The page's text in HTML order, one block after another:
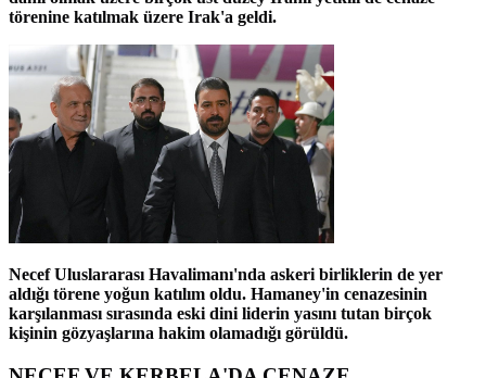
törenine katılmak üzere Irak'a geldi.
Necef Uluslararası Havalimanı'nda askeri birliklerin de yer
aldığı törene yoğun katılım oldu. Hamaney'in cenazesinin
karşılanması sırasında eski dini liderin yasını tutan birçok
kişinin gözyaşlarına hakim olamadığı görüldü.